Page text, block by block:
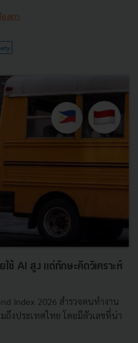
AI สูง แต่ทักษะคิดวิเคราะห์
Index 2026 สำรวจคนทำงาน
ถึงประเทศไทย โดยมีตัวเลขที่น่า